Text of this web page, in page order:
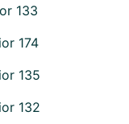
133
174
135
132